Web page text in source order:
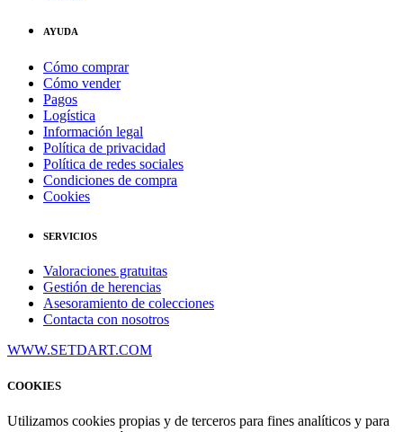
AYUDA
Cómo comprar
Cómo vender
Pagos
Logística
Información legal
Política de privacidad
Política de redes sociales
Condiciones de compra
Cookies
SERVICIOS
Valoraciones gratuitas
Gestión de herencias
Asesoramiento de colecciones
Contacta con nosotros
WWW.SETDART.COM
COOKIES
Utilizamos cookies propias y de terceros para fines analíticos y para